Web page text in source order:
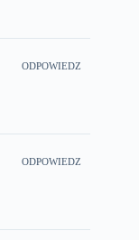
ODPOWIEDZ
ODPOWIEDZ